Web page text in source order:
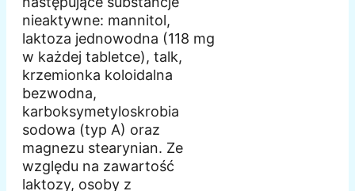
nieaktywne: mannitol,
laktoza jednowodna (118 mg
w każdej tabletce), talk,
krzemionka koloidalna
bezwodna,
karboksymetyloskrobia
sodowa (typ A) oraz
magnezu stearynian. Ze
względu na zawartość
laktozy, osoby z